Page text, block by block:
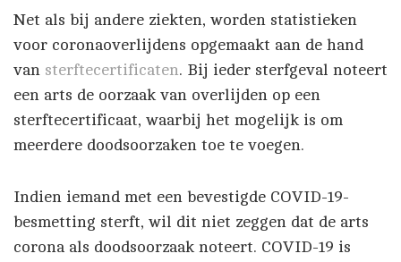
Net als bij andere ziekten, worden statistieken
voor coronaoverlijdens opgemaakt aan de hand
van sterftecertificaten. Bij ieder sterfgeval noteert
een arts de oorzaak van overlijden op een
sterftecertificaat, waarbij het mogelijk is om
meerdere doodsoorzaken toe te voegen.
Indien iemand met een bevestigde COVID-19-
besmetting sterft, wil dit niet zeggen dat de arts
corona als doodsoorzaak noteert. COVID-19 is